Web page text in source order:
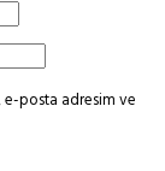
e-posta adresim ve